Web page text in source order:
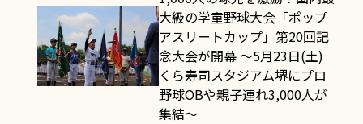
大級の学童野球大会「ポップ
アスリートカップ」第20回記
念大会が開幕 〜5月23日(土)
くら寿司スタジアム堺にプロ
野球OBや親子連れ3,000人が
集結〜